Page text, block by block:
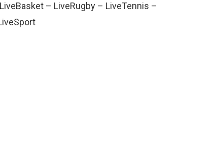
LiveBasket – LiveRugby – LiveTennis –